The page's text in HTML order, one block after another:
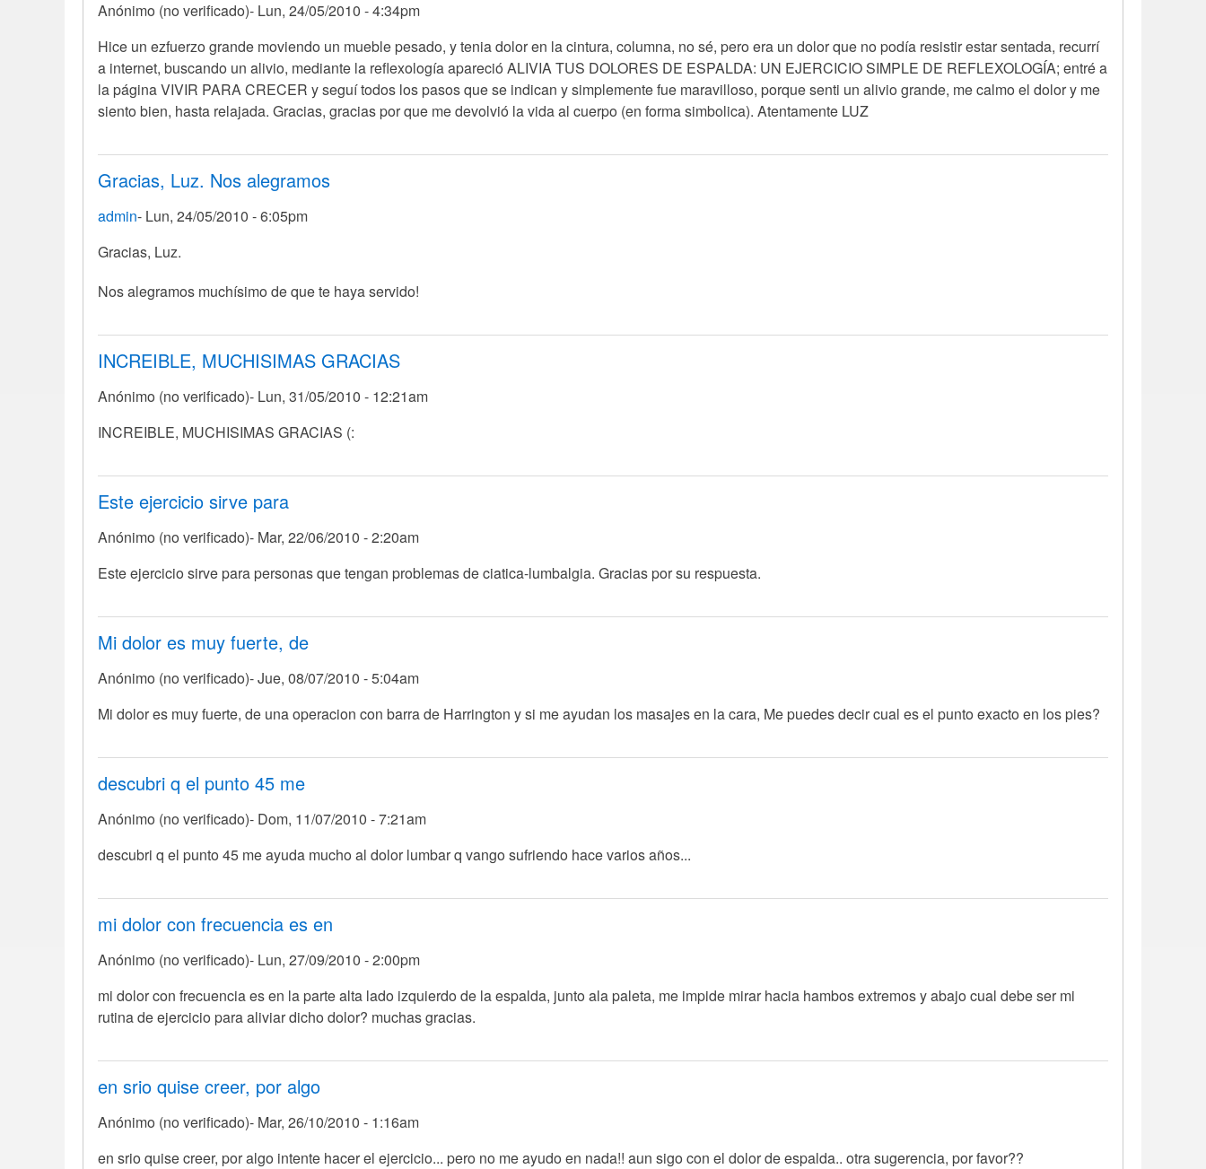
Anónimo (no verificado) Lun, 24/05/2010 - 4:34pm
Hice un ezfuerzo grande moviendo un mueble pesado, y tenia dolor en la cintura, columna, no sé, pero era un dolor que no podía resistir estar sentada, recurrí
a internet, buscando un alivio, mediante la reflexología apareció ALIVIA TUS DOLORES DE ESPALDA: UN EJERCICIO SIMPLE DE REFLEXOLOGÍA; entré a
la página VIVIR PARA CRECER y seguí todos los pasos que se indican y simplemente fue maravilloso, porque senti un alivio grande, me calmo el dolor y me
siento bien, hasta relajada. Gracias, gracias por que me devolvió la vida al cuerpo (en forma simbolica). Atentamente LUZ
Gracias, Luz. Nos alegramos
admin Lun, 24/05/2010 - 6:05pm
En
a
un
ezfuerzo
por
Anónimo
Gracias, Luz.
Nos alegramos muchísimo de que te haya servido!
INCREIBLE, MUCHISIMAS GRACIAS
Anónimo (no verificado) Lun, 31/05/2010 - 12:21am
INCREIBLE, MUCHISIMAS GRACIAS (:
Este ejercicio sirve para
Anónimo (no verificado) Mar, 22/06/2010 - 2:20am
Este ejercicio sirve para personas que tengan problemas de ciatica-lumbalgia. Gracias por su respuesta.
Mi dolor es muy fuerte, de
Anónimo (no verificado) Jue, 08/07/2010 - 5:04am
Mi dolor es muy fuerte, de una operacion con barra de Harrington y si me ayudan los masajes en la cara, Me puedes decir cual es el punto exacto en los pies?
descubri q el punto 45 me
Anónimo (no verificado) Dom, 11/07/2010 - 7:21am
descubri q el punto 45 me ayuda mucho al dolor lumbar q vango sufriendo hace varios años...
mi dolor con frecuencia es en
Anónimo (no verificado) Lun, 27/09/2010 - 2:00pm
mi dolor con frecuencia es en la parte alta lado izquierdo de la espalda, junto ala paleta, me impide mirar hacia hambos extremos y abajo cual debe ser mi
rutina de ejercicio para aliviar dicho dolor? muchas gracias.
en srio quise creer, por algo
Anónimo (no verificado) Mar, 26/10/2010 - 1:16am
en srio quise creer, por algo intente hacer el ejercicio... pero no me ayudo en nada!! aun sigo con el dolor de espalda.. otra sugerencia, por favor??